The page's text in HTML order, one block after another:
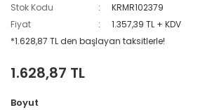
Stok Kodu
KRMR102379
Fiyat
1.357,39 TL + KDV
*1.628,87 TL den başlayan taksitlerle!
1.628,87 TL
Boyut